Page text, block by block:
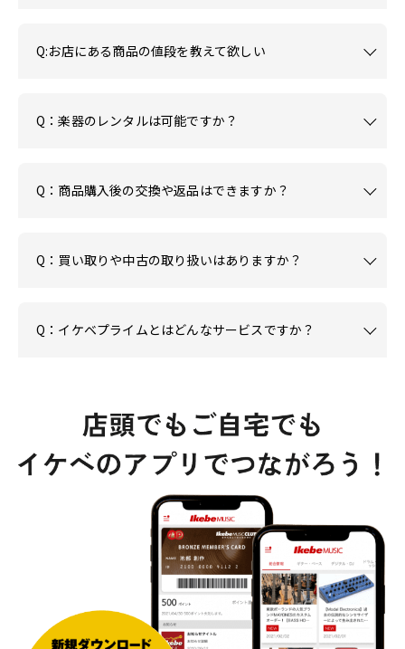
Q:お店にある商品の値段を教えて欲しい
Q：楽器のレンタルは可能ですか？
Q：商品購入後の交換や返品はできますか？
Q：買い取りや中古の取り扱いはありますか？
Q：イケベプライムとはどんなサービスですか？